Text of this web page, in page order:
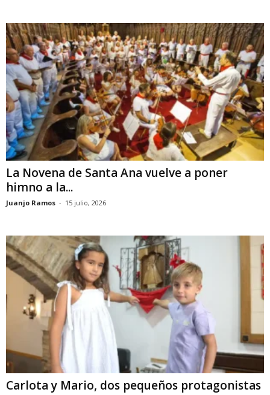
La Novena de Santa Ana vuelve a poner
himno a la...
Juanjo Ramos - 15 julio, 2026
Carlota y Mario, dos pequeños protagonistas